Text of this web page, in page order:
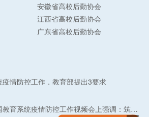
安徽省高校后勤协会
江西省高校后勤协会
广东省高校后勤协会
情防控工作，教育部提出3要求
教育部长怀进鹏在全国教育系统疫情防控工作视频会上强调：筑牢教育系统疫情防线，守护3亿多师生生命健康安全